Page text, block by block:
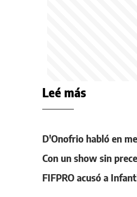
Leé más
D'Onofrio habló en
Con un show sin
FIFPRO acusó a